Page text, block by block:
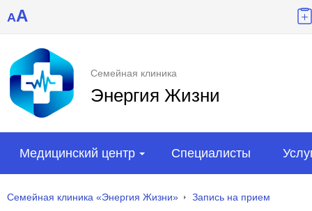
AA
Семейная клиника
Энергия Жизни
Медицинский центр Специалисты
Семейная клиника «Энергия Жизни» Запись на прием